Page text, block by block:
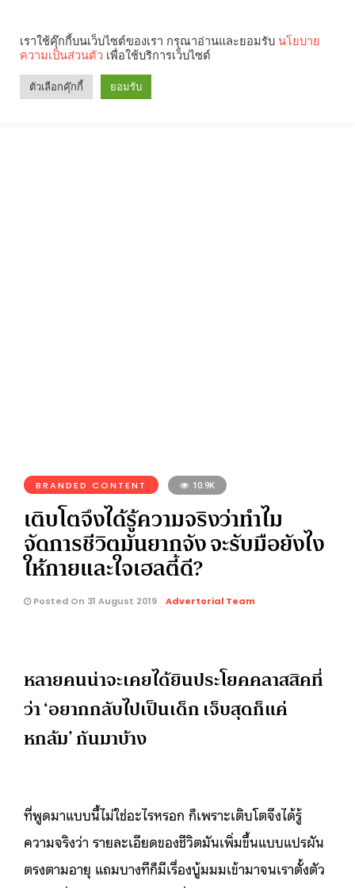
BRANDED CONTENT 10.9K
เติบโตจึงได้รู้ความจริงว่าทำไม
จัดการชีวิตมันยากจัง จะรับมือยังไง
ให้กายและใจเฮลตี้ดี?
Posted On 31 August 2019 Advertorial Team
หลายคนน่าจะเคยได้ยินประโยคคลาสสิคที่
ว่า ‘อยากกลับไปเป็นเด็ก เจ็บสุดก็แค่
หกล้ม’ กันมาบ้าง
ที่พูดมาแบบนี้ไม่ใช่อะไรหรอก ก็เพราะเติบโตจึงได้รู้
ความจริงว่า รายละเอียดของชีวิตมันเพิ่มขึ้นแบบแปรผัน
ตรงตามอายุ แถมบางทีก็มีเรื่องบู้มมมเข้ามาจนเราตั้งตัว
เราใช้คุ๊กกี้บนเว็บไซต์ของเรา กรุณาอ่านและยอมรับ นโยบาย
ความเป็นส่วนตัว เพื่อใช้บริการเว็บไซต์
ตัวเลือกคุ๊กกี้ ยอมรับ